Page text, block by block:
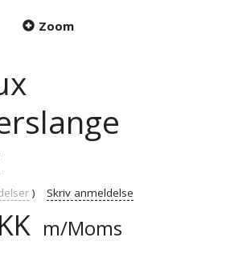
Zoom
Skriv anmeldelse
m/Moms